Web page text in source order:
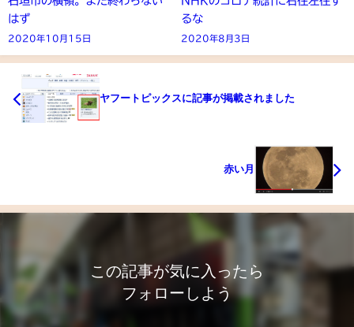
はず
2020年10月15日
るな
2020年8月3日
ヤフートピックスに記事が掲載されました
赤い月
この記事が気に入ったら
フォローしよう